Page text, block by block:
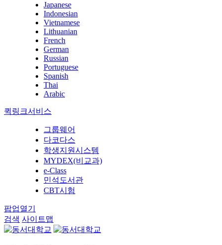
Japanese
Indonesian
Vietnamese
Lithuanian
French
German
Russian
Portuguese
Spanish
Thai
Arabic
퀵링크서비스
그룹웨어
다코다스
학생지원시스템
MYDEX(비교과)
e-Class
민석도서관
CBT시험
팝업열기
검색 사이트맵